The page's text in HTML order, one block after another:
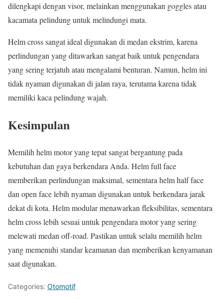
dilengkapi dengan visor, melainkan menggunakan goggles atau
kacamata pelindung untuk melindungi mata.
Helm cross sangat ideal digunakan di medan ekstrim, karena
perlindungan yang ditawarkan sangat baik untuk pengendara
yang sering terjatuh atau mengalami benturan. Namun, helm ini
tidak nyaman digunakan di jalan raya, terutama karena tidak
memiliki kaca pelindung wajah.
Kesimpulan
Memilih helm motor yang tepat sangat bergantung pada
kebutuhan dan gaya berkendara Anda. Helm full face
memberikan perlindungan maksimal, sementara helm half face
dan open face lebih nyaman digunakan untuk berkendara jarak
dekat di kota. Helm modular menawarkan fleksibilitas, sementara
helm cross lebih sesuai untuk pengendara motor yang sering
melewati medan off-road. Pastikan untuk selalu memilih helm
yang memenuhi standar keamanan dan memberikan kenyamanan
saat digunakan.
Categories: Otomotif